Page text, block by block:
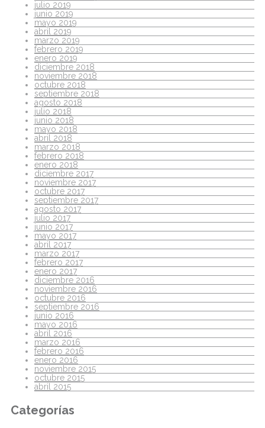
julio 2019
junio 2019
mayo 2019
abril 2019
marzo 2019
febrero 2019
enero 2019
diciembre 2018
noviembre 2018
octubre 2018
septiembre 2018
agosto 2018
julio 2018
junio 2018
mayo 2018
abril 2018
marzo 2018
febrero 2018
enero 2018
diciembre 2017
noviembre 2017
octubre 2017
septiembre 2017
agosto 2017
julio 2017
junio 2017
mayo 2017
abril 2017
marzo 2017
febrero 2017
enero 2017
diciembre 2016
noviembre 2016
octubre 2016
septiembre 2016
junio 2016
mayo 2016
abril 2016
marzo 2016
febrero 2016
enero 2016
noviembre 2015
octubre 2015
abril 2015
Categorías